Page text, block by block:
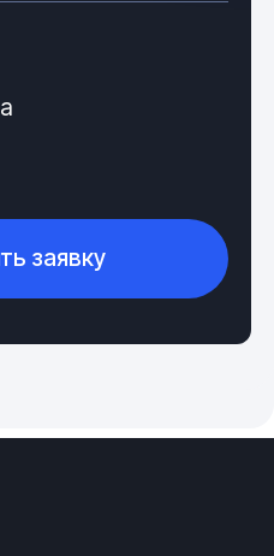
прямоугольных поковок
заготовок с применением
металла.
Нагреваем. Под
заявку